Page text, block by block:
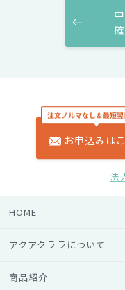
お申込みは
法
HOME
アクアクララについて
商品紹介